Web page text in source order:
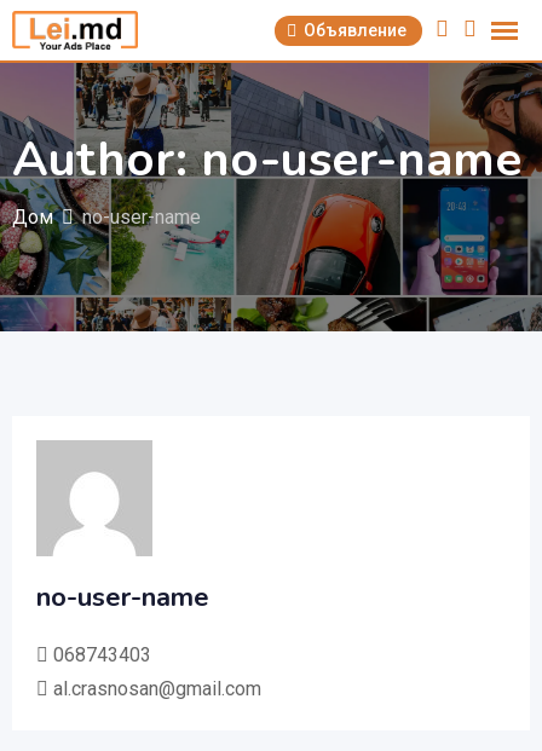
Перейти
содержимому
Объявление
Author: no-user-name
Дом no-user-name
no-user-name
068743403
al.crasnosan@gmail.com